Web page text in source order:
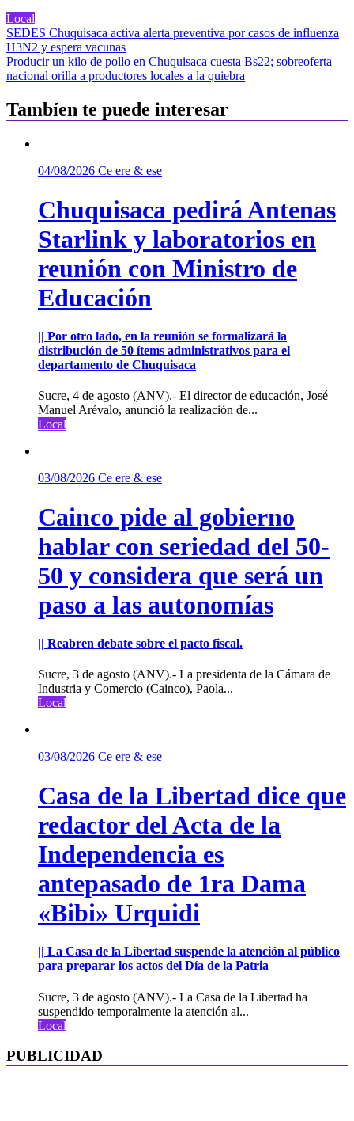
Local
Navegación
de
entradas
SEDES Chuquisaca activa alerta preventiva por casos de influenza
H3N2 y espera vacunas
Producir un kilo de pollo en Chuquisaca cuesta Bs22; sobreoferta
nacional orilla a productores locales a la quiebra
Tambíen te puede interesar
04/08/2026 Ce ere & ese
Chuquisaca pedirá Antenas
Starlink y laboratorios en
reunión con Ministro de
Educación
|| Por otro lado, en la reunión se formalizará la
distribución de 50 ítems administrativos para el
departamento de Chuquisaca
Sucre, 4 de agosto (ANV).- El director de educación, José
Manuel Arévalo, anunció la realización de...
Local
03/08/2026 Ce ere & ese
Cainco pide al gobierno
hablar con seriedad del 50-
50 y considera que será un
paso a las autonomías
|| Reabren debate sobre el pacto fiscal.
Sucre, 3 de agosto (ANV).- La presidenta de la Cámara de
Industria y Comercio (Cainco), Paola...
Local
03/08/2026 Ce ere & ese
Casa de la Libertad dice que
redactor del Acta de la
Independencia es
antepasado de 1ra Dama
«Bibi» Urquidi
|| La Casa de la Libertad suspende la atención al público
para preparar los actos del Día de la Patria
Sucre, 3 de agosto (ANV).- La Casa de la Libertad ha
suspendido temporalmente la atención al...
Local
PUBLICIDAD